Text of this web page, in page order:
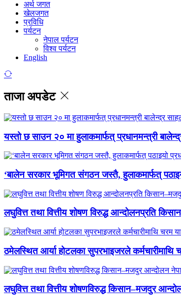
अर्थ जगत
खेलजगत
प्रविधि
पर्यटन
नेपाल पर्यटन
विश्व पर्यटन
English
ताजा अपडेट
यस्तो छ साउन २० मा हुलाकमार्फत् प्रधानमन्त्री
‘बालेन सरकार भूमिगत संगठन जस्तै, हुलाकमार्फत्
लघुवित्त तथा वित्तीय शोषण विरुद्ध आन्दोलनप्रति
ठमेलस्थित आर्या होटलका सुपरभाइजरले कर्मचारीमाथि
लघुवित्त तथा वित्तीय शोषणविरुद्ध किसान–मजदुर